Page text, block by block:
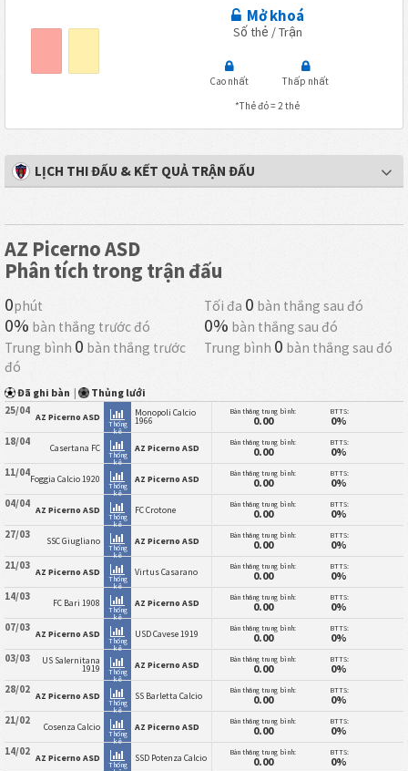
Mở khoá
Số thẻ / Trận
Cao nhất
Thấp nhất
*Thẻ đỏ = 2 thẻ
LỊCH THI ĐẤU & KẾT QUẢ TRẬN ĐẤU
AZ Picerno ASD
Phân tích trong trận đấu
0phút Tối đa 0 bàn thắng sau đó
0% bàn thắng trước đó 0% bàn thắng sau đó
Trung bình 0 bàn thắng trước
đó
Trung bình 0 bàn thắng sau đó
Đã ghi bàn | Thủng lưới
25/04 AZ Picerno ASD
Thống
kê
Monopoli Calcio
1966
Bàn thắng trung bình:
0.00
BTTS:
0%
18/04 Casertana FC
Thống
kê
AZ Picerno ASD Bàn thắng trung bình:
0.00
BTTS:
0%
11/04Foggia Calcio 1920
Thống
kê
AZ Picerno ASD Bàn thắng trung bình:
0.00
BTTS:
0%
04/04 AZ Picerno ASD
Thống
kê
FC Crotone Bàn thắng trung bình:
0.00
BTTS:
0%
27/03 SSC Giugliano
Thống
kê
AZ Picerno ASD Bàn thắng trung bình:
0.00
BTTS:
0%
21/03 AZ Picerno ASD
Thống
kê
Virtus Casarano Bàn thắng trung bình:
0.00
BTTS:
0%
14/03 FC Bari 1908
Thống
kê
AZ Picerno ASD Bàn thắng trung bình:
0.00
BTTS:
0%
07/03 AZ Picerno ASD
Thống
kê
USD Cavese 1919 Bàn thắng trung bình:
0.00
BTTS:
0%
03/03 US Salernitana
1919
Thống
kê
AZ Picerno ASD Bàn thắng trung bình:
0.00
BTTS:
0%
28/02 AZ Picerno ASD
Thống
kê
SS Barletta Calcio Bàn thắng trung bình:
0.00
BTTS:
0%
21/02 Cosenza Calcio
Thống
kê
AZ Picerno ASD Bàn thắng trung bình:
0.00
BTTS:
0%
14/02 AZ Picerno ASD
Thống
SSD Potenza Calcio Bàn thắng trung bình:
0.00
BTTS:
0%